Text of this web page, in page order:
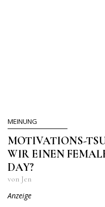
MEINUNG
MOTIVATIONS-
WIR EINEN
DAY?
von Jen
Anzeige